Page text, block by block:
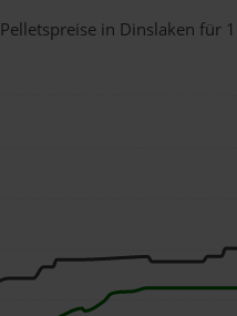
Pelletspreise in Dinslaken für